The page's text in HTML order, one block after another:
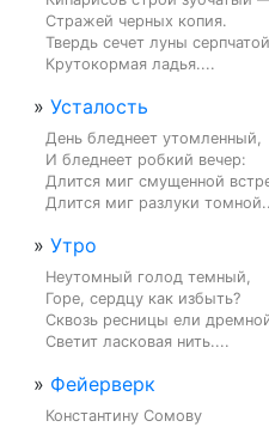
Стражей черных копия.
Твердь сечет луны серпчатой
Крутокормая ладья....
» Усталость
День бледнеет утомленный,
И бледнеет робкий вечер:
Длится миг смущенной
Длится миг разлуки
» Утро
Неутомный голод темный,
Горе, сердцу как избыть?
Сквозь ресницы ели
Светит ласковая нить....
» Фейерверк
Константину Сомову